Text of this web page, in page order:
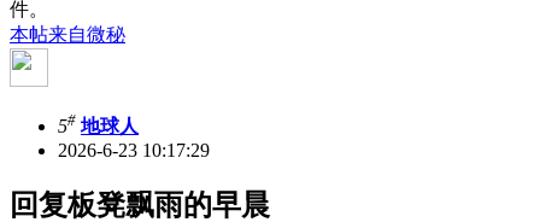
件。
本帖来自微秘
5# 地球人
2026-6-23 10:17:29
回复板凳飘雨的早晨